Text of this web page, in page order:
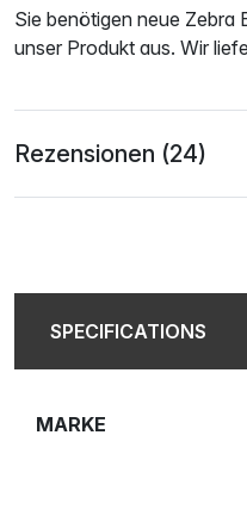
Sie benötigen neue Zebra
unser Produkt aus. Wir
Rezensionen (24)
SPECIFICATIONS
MARKE